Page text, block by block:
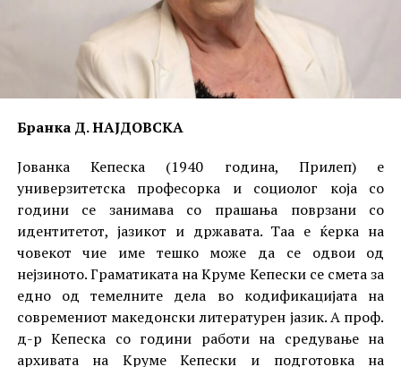
Бранка Д. НАЈДОВСКА
Јованка Кепеска (1940 година, Прилеп) е
универзитетска професорка и социолог која со
години се занимава со прашања поврзани со
идентитетот, јазикот и државата. Таа е ќерка на
човекот чие име тешко може да се одвои од
нејзиното. Граматиката на Круме Кепески се смета за
едно од темелните дела во кодификацијата на
современиот македонски литературен јазик. А проф.
д-р Кепеска со години работи на средување на
архивата на Круме Кепески и подготовка на